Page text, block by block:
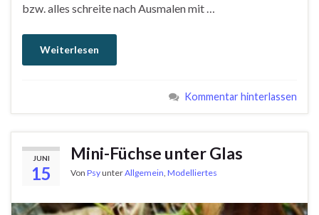
bzw. alles schreite nach Ausmalen mit …
Weiterlesen
Kommentar hinterlassen
JUNI
15
Mini-Füchse unter Glas
Von PsyunterAllgemein Modelliertes